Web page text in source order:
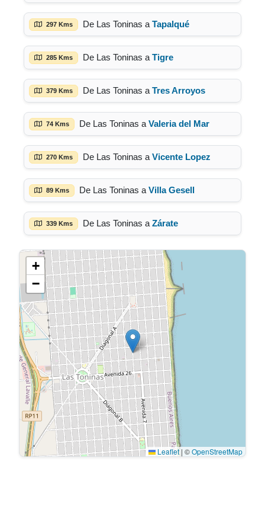
297 Kms De Las Toninas a Tapalqué
285 Kms De Las Toninas a Tigre
379 Kms De Las Toninas a Tres Arroyos
74 Kms De Las Toninas a Valeria del Mar
270 Kms De Las Toninas a Vicente Lopez
89 Kms De Las Toninas a Villa Gesell
339 Kms De Las Toninas a Zárate
+
−
Leaflet | ©OpenStreetMap